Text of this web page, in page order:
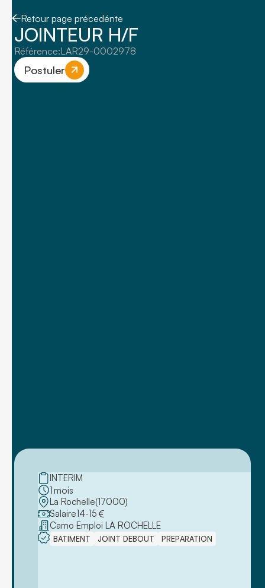
Retour page précedénte
JOINTEUR H/F
Référence:LAR29-0002978
Postuler
INTERIM
1mois
La Rochelle(17000)
Salaire14-15 €
Camo Emploi LA ROCHELLE
BATIMENT JOINT DEBOUT PREPARATION